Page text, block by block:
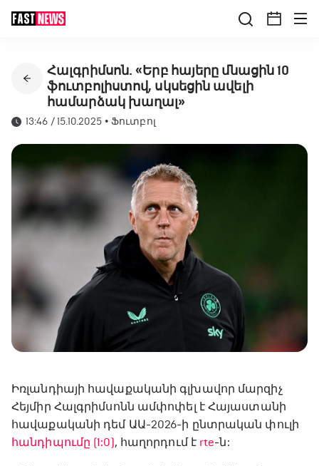
Հալգրիմսոն. «Երբ հայերը մնացին 10
ֆուտբոլիստով, սկսեցին ավելի
համարձակ խաղալ»
13:46 / 15.10.2025 •Ֆուտբոլ
Իռլանդիայի հավաքականի գլխավոր մարզիչ
Հեյմիր Հալգրիմսոնն ամփոփել է Հայաստանի
հավաքականի դեմ ԱԱ-2026-ի ընտրական փուլի
հանդիպումը (1:0), հաղորդում է rte-ն: